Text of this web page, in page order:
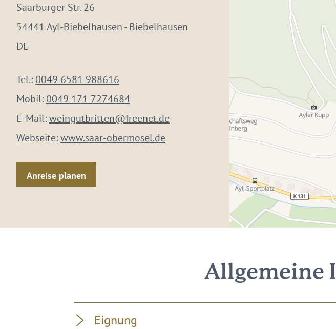
Saarburger Str. 26
54441 Ayl-Biebelhausen - Biebelhausen
DE
Tel.: 0049 6581 988616
Mobil: 0049 171 7274684
E-Mail:weingutbritten@freenet.de
Webseite:www.saar-obermosel.de
Anreise planen
Allgemeine
Eignung